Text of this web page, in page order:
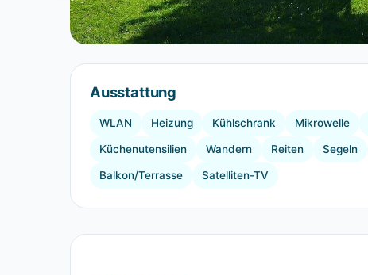
Ausstattung
WLAN Heizung Kühlschrank Mikrowelle
Küchenutensilien Wandern Reiten Segeln
Balkon/Terrasse Satelliten-TV